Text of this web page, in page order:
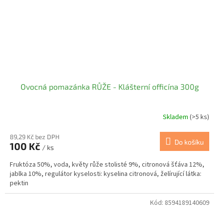
Ovocná pomazánka RŮŽE - Klášterní officína 300g
Skladem (>5 ks)
89,29 Kč bez DPH
100 Kč / ks
Do košíku
Fruktóza 50%, voda, květy růže stolisté 9%, citronová šťáva 12%,
jablka 10%, regulátor kyselosti: kyselina citronová, želírující látka:
pektin
Kód: 8594189140609